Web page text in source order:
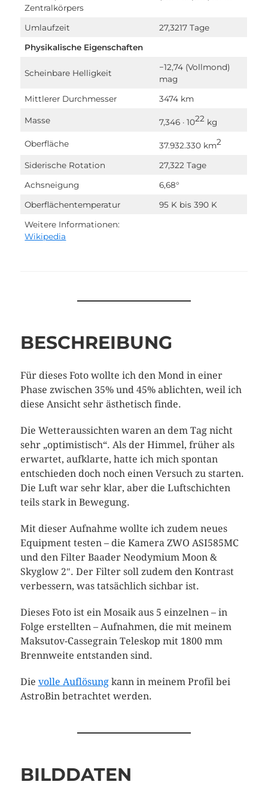
Zentralkörpers
Umlaufzeit 27,3217 Tage
Physikalische Eigenschaften
Scheinbare Helligkeit
−12,74 (Vollmond)
mag
Mittlerer Durchmesser 3474 km
Masse 7,346 · 1022 kg
Oberfläche 37.932.330 km2
Siderische Rotation 27,322 Tage
Achsneigung 6,68°
Oberflächentemperatur 95 K bis 390 K
Weitere Informationen:
Wikipedia
BESCHREIBUNG
Für dieses Foto wollte ich den Mond in einer
Phase zwischen 35% und 45% ablichten, weil ich
diese Ansicht sehr ästhetisch finde.
Die Wetteraussichten waren an dem Tag nicht
sehr „optimistisch“. Als der Himmel, früher als
erwartet, aufklarte, hatte ich mich spontan
entschieden doch noch einen Versuch zu starten.
Die Luft war sehr klar, aber die Luftschichten
teils stark in Bewegung.
Mit dieser Aufnahme wollte ich zudem neues
Equipment testen – die Kamera ZWO ASI585MC
und den Filter Baader Neodymium Moon &
Skyglow 2″. Der Filter soll zudem den Kontrast
verbessern, was tatsächlich sichbar ist.
Dieses Foto ist ein Mosaik aus 5 einzelnen – in
Folge erstellten – Aufnahmen, die mit meinem
Maksutov-Cassegrain Teleskop mit 1800 mm
Brennweite entstanden sind.
Die volle Auflösungkann in meinem Profil bei
AstroBin betrachtet werden.
BILDDATEN